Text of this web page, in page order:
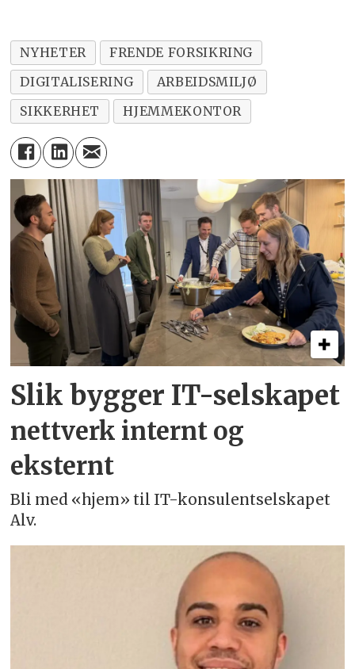
NYHETER
FRENDE FORSIKRING
DIGITALISERING
ARBEIDSMILJØ
SIKKERHET
HJEMMEKONTOR
Slik bygger IT-selskapet
nettverk internt og
eksternt
Bli med «hjem» til IT-konsulentselskapet
Alv.